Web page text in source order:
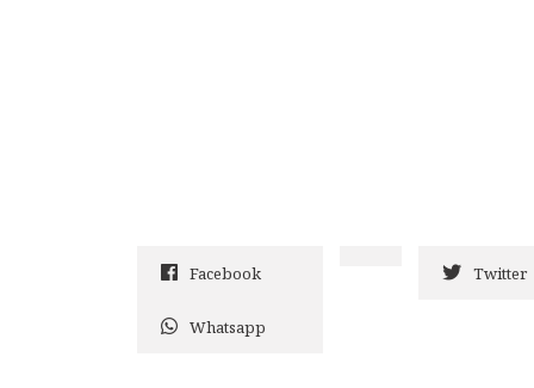
Facebook Twitter
Whatsapp